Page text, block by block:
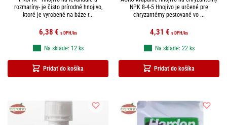
rozmaríny- je čisto prírodné hnojivo,
ktoré je vyrobené na báze r...
6,38 € s DPH /ks
Pridať do košíka
Na sklade: 12 ks
NPK 8-4-5 Hnojivo je určené pre
chryzantémy pestované vo ...
4,31 € s DPH /ks
Pridať do košíka
Na sklade: 22 ks